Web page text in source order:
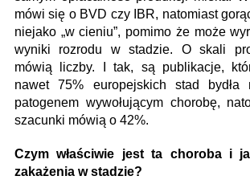
mówi się o BVD czy IBR, natomiast
niejako „w cieniu”, pomimo że może
wyniki rozrodu w stadzie. O skali
mówią liczby. I tak, są publikacje,
nawet 75% europejskich stad bydła
patogenem wywołującym chorobę,
szacunki mówią o 42%.
Czym właściwie jest ta choroba i
zakażenia w stadzie?